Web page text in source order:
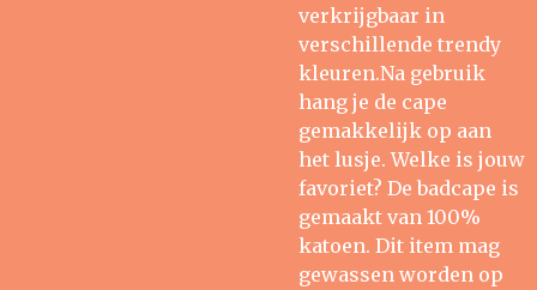
verkrijgbaar in
verschillende trendy
kleuren.Na gebruik
hang je de cape
gemakkelijk op aan
het lusje. Welke is jouw
favoriet? De badcape is
gemaakt van 100%
katoen. Dit item mag
gewassen worden op